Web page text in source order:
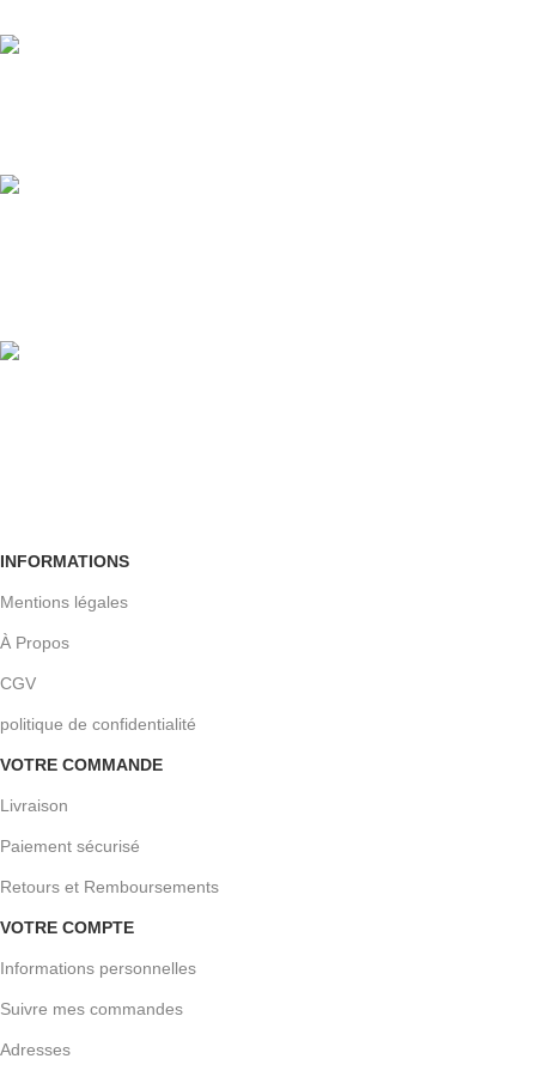
INFORMATIONS
Mentions légales
À Propos
CGV
politique de confidentialité
VOTRE COMMANDE
Livraison
Paiement sécurisé
Retours et Remboursements
VOTRE COMPTE
Informations personnelles
Suivre mes commandes
Adresses